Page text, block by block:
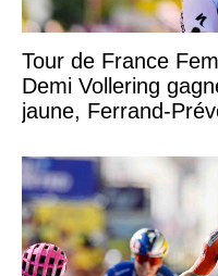
Tour de France
Demi Vollering
jaune, Ferrand-